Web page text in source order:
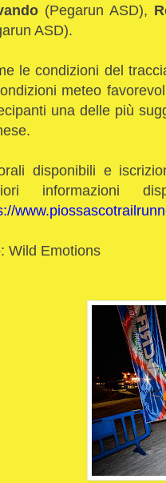
(Pegarun ASD),
ASD).
le condizioni del
meteo
una delle più
disponibili e
informazioni
Wild Emotions